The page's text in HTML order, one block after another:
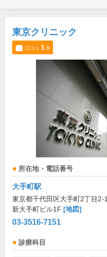
東京クリニック
口コミ 1件
所在地・電話番号
大手町駅
東京都千代田区大手町2丁目2-1
新大手町ビル1F [地図]
03-3516-7151
診療科目